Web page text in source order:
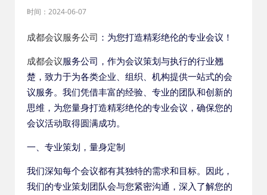
时间：2024-06-07
成都会议服务公司 ：为您打造精彩绝伦的专业会议！
成都会议服务公司，作为会议策划与执行的行业翘
楚，致力于为各类企业、组织、机构提供一站式的会
议服务。我们凭借丰富的经验、专业的团队和创新的
思维，为您量身打造精彩绝伦的专业会议，确保您的
会议活动取得圆满成功。
一、专业策划，量身定制
我们深知每个会议都有其独特的需求和目标。因此，
我们的专业策划团队会与您紧密沟通，深入了解您的